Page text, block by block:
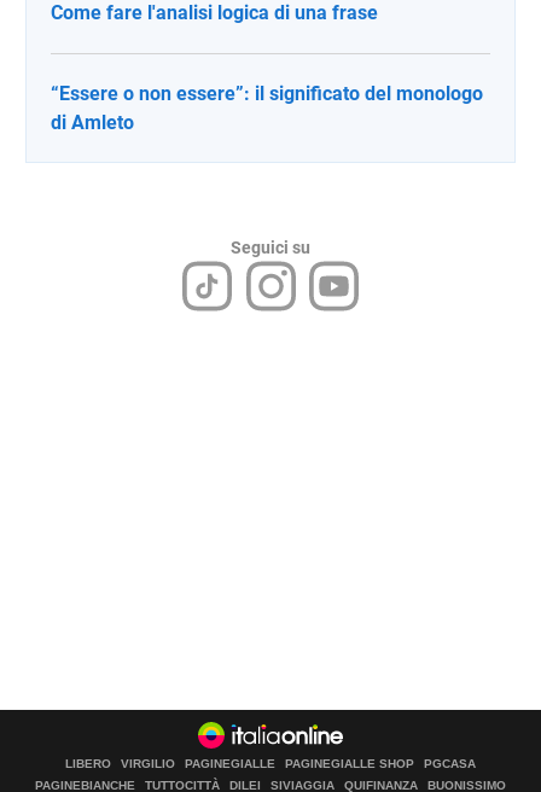
Come fare l'analisi logica di una frase
“Essere o non essere”: il significato del monologo
di Amleto
Seguici su
LIBERO VIRGILIO PAGINEGIALLE PAGINEGIALLE SHOP
PGCASA
PAGINEBIANCHE
TUTTOCITTÀ DILEI SIVIAGGIA QUIFINANZA BUONISSIMO